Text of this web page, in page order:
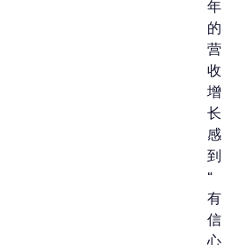
年
的
营
收
增
长
感
到
“
有
信